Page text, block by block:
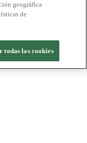
certificamos las
bajo los
geográfica
de
todas las cookies